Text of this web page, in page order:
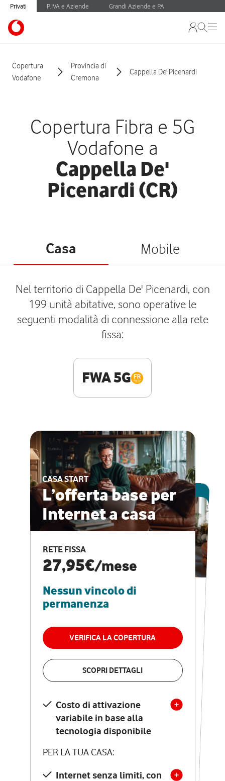
Privati P.IVA e Aziende Grandi Aziende e PA
Copertura
Vodafone
Provincia di
Cremona
Cappella De' Picenardi
Copertura Fibra e 5G
Vodafone a
Cappella De'
Picenardi (CR)
Casa Mobile
Nel territorio di Cappella De' Picenardi, con
199 unità abitative, sono operative le
seguenti modalità di connessione alla rete
fissa:
FWA 5G
CASA START
L’offerta base per
Internet a casa
RETE FISSA
27,95€/mese
Nessun vincolo di
permanenza
VERIFICA LA COPERTURA
SCOPRI DETTAGLI
Costo di attivazione
variabile in base alla
tecnologia disponibile
PER LA TUA CASA:
Internet senza limiti, con
ESCLUSIVA ONLINE
CASA PRO
Internet veloce e
vantaggi speciali
RETE FISSA + VODAFONE CLUB
29,95€
permanenza
VERIFICA LA COPERTURA
Costo di attivazione
variabile in base alla
tecnologia disponibile
PER LA TUA CASA:
Internet senza limiti, con
la migliore tecnologia